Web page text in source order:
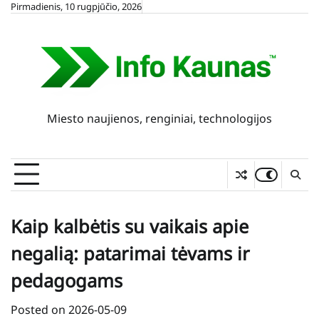
SkipPirmadienis, 10 rugpjūčio, 2026
Miesto naujienos, renginiai, technologijos
Kaip kalbėtis su vaikais apie
negalią: patarimai tėvams ir
pedagogams
Posted on 2026-05-09